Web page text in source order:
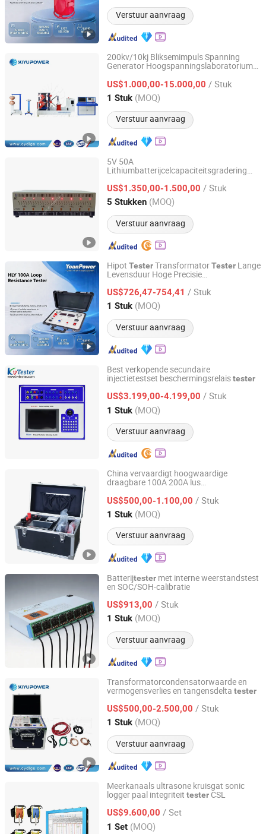
Verstuur aanvraag
200kv/10kj Bliksemimpuls Spanning
Generator Hoogspanningslaboratorium
US$1.000,00-15.000,00 / Stuk
1 Stuk (MOQ)
Verstuur aanvraag
Kiyu Power Wuhan Co., Ltd
Hubei, China Sinds 2018
5V 50A
Lithiumbatterijcelcapaciteitsgradering
balansonderhoud auto cyclus opladen en
ontladen equalizer
US$1.350,00-1.500,00 / Stuk
5 Stukken (MOQ)
Verstuur aanvraag
HANGZHOU DEKANG INTELLIGENT EQUIPMENT CO., LTD.
Zhejiang, China Sinds 2019
Hipot TesterTransformatorTester Lange
Levensduur Hoge Precisie
Elektrische Testapparatuur
US$726,47-754,41 / Stuk
1 Stuk (MOQ)
Verstuur aanvraag
Hubei Yoan Electrical Equipment Manufacturing Co., Ltd
Hubei, China Sinds 2026
Best verkopende secundaire
injectietestset beschermingsrelaistester
US$3.199,00-4.199,00 / Stuk
1 Stuk (MOQ)
Verstuur aanvraag
Kvtester Electronics Technology Co., Ltd.
Hubei, China Sinds 2019
China vervaardigt hoogwaardige
draagbare 100A 200A lus
contactweerstandstest
US$500,00-1.100,00 / Stuk
1 Stuk (MOQ)
Verstuur aanvraag
Wuhan Goldhome Hipot Electrical Co., Ltd.
Hubei, China Sinds 2018
Batterijtester met interne weerstandstest
en SOC/SOH-calibratie
US$913,00 / Stuk
1 Stuk (MOQ)
Verstuur aanvraag
Shandong Lingxiang New Energy Technology Co., Ltd.
Shandong, China Sinds 2026
Transformatorcondensatorwaarde en
vermogensverlies en tangensdelta tester
US$500,00-2.500,00 / Stuk
1 Stuk (MOQ)
Verstuur aanvraag
Kiyu Power Wuhan Co., Ltd
Hubei, China Sinds 2018
Meerkanaals ultrasone kruisgat sonic
logger paal integriteit tester CSL
US$9.600,00 / Set
1 Set (MOQ)
Wuhan Tensense Geotech Co., Ltd.
Hubei, China Sinds 2024